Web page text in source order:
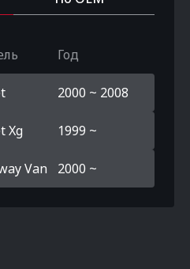
Год
2000 ~ 2008
Xg 1999 ~
Van 2000 ~